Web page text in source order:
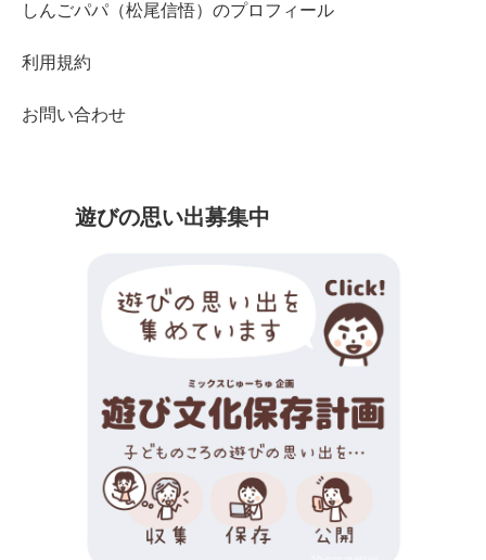
しんごパパ（松尾信悟）のプロフィール
利用規約
お問い合わせ
遊びの思い出募集中